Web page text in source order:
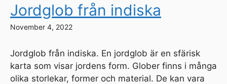
Jordglob från indiska
November 4, 2022
Jordglob från indiska. En jordglob är en sfärisk
karta som visar jordens form. Glober finns i många
olika storlekar, former och material. De kan vara